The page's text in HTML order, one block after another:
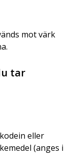
mot värk
tar
eller
(anges i